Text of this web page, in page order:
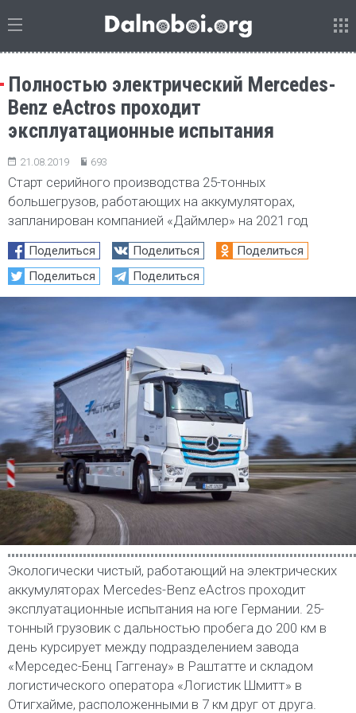
Полностью электрический Mercedes-
Benz eActros проходит
эксплуатационные испытания
21.08.2019 693
Старт серийного производства 25-тонных
большегрузов, работающих на аккумуляторах,
запланирован компанией «Даймлер» на 2021 год
Поделиться Поделиться
Поделиться
Поделиться
Поделиться
Экологически чистый, работающий на электрических
аккумуляторах Mercedes-Benz eActros проходит
эксплуатационные испытания на юге Германии. 25-
тонный грузовик с дальностью пробега до 200 км в
день курсирует между подразделением завода
«Мерседес-Бенц Гаггенау» в Раштатте и складом
логистического оператора «Логистик Шмитт» в
Отигхайме, расположенными в 7 км друг от друга.